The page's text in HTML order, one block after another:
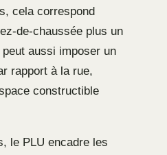
cela correspond
de-chaussée plus un
aussi imposer un
rapport à la rue,
constructible
le PLU encadre les